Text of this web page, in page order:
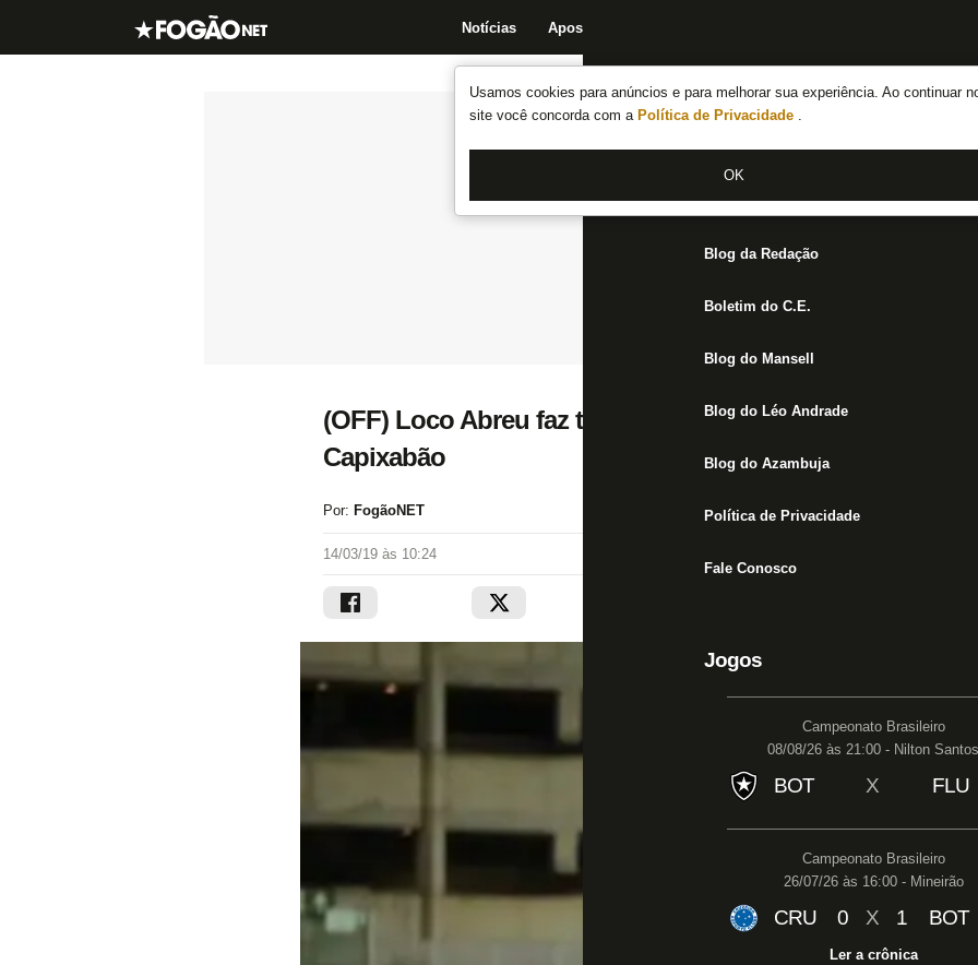
Usamos cookies para anúncios e para melhorar sua experiência. Ao continuar
site você concorda com a Política de Privacidade .
OK
Notícias Apostas
Notícias do Botafogo
Fórum
Jogos
Blog da Redação
Boletim do C.E.
Blog do Mansell
Blog do Léo Andrade
Blog do Azambuja
Política de Privacidade
Fale Conosco
Jogos
Campeonato Brasileiro
08/08/26 às 21:00 - Nilton Santos
BOT X FLU
Campeonato Brasileiro
26/07/26 às 16:00 - Mineirão
CRU 0 X 1 BOT
Ler a crônica
(OFF) Loco Abreu faz três gols em goleada do Rio
Capixabão
Por: FogãoNET
14/03/19 às 10:24